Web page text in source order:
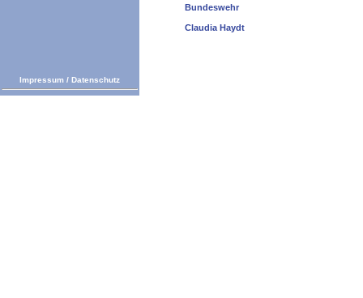
Bundeswehr
Claudia Haydt
Impressum / Datenschutz